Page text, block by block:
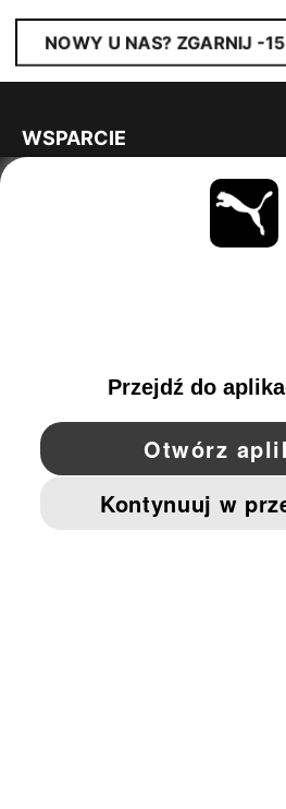
NOWY U NAS? ZGARNIJ -
WSPARCIE
YouTube Twitter